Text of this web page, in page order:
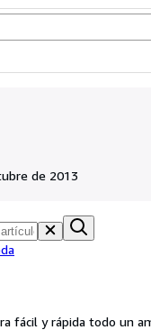
de 2013
fácil y rápida todo